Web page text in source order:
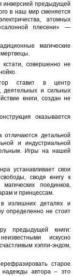
инверсией предыдущей
в наш мир сменяется
атомных
плесени» —
магические
кстати, совершенно не
ставит в центр
деятельных и сильных
книги, создан не
оказывается
детальной
и индустриальной
Игры на нашей
устанавливает свои
сводя книгу к
поединков,
и принцессам.
излишних деталях и
определенно не стоит
предыдущей книги:
искусно
хэппи-эндом,
старое
надежды автора – это